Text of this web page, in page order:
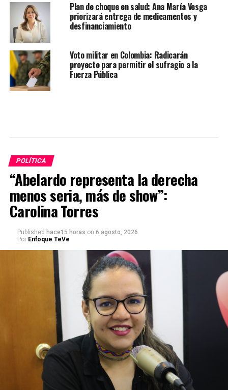
Plan de choque en salud: Ana María Vesga
priorizará entrega de medicamentos y
desfinanciamiento
Voto militar en Colombia: Radicarán
proyecto para permitir el sufragio a la
Fuerza Pública
POLÍTICA
“Abelardo representa la derecha
menos seria, más de show”:
Carolina Torres
Published hace15 horas on 6 agosto, 2026
Por Enfoque TeVe